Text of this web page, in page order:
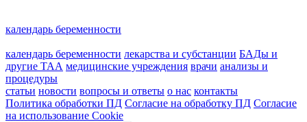
календарь беременности
календарь беременности лекарства и субстанции БАДы и
другие ТАА медицинские учреждения врачи анализы и
процедуры
статьи новости вопросы и ответы о нас контакты
Политика обработки ПД Согласие на обработку ПД Согласие
на использование Cookie